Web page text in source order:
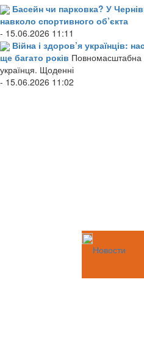
Басейн чи парковка? У
навколо спортивного об’єкта
- 15.06.2026 11:11
Війна і здоров’я українців:
ще багато років Повномасштабна
українця. Щоденні
- 15.06.2026 11:02
Новости